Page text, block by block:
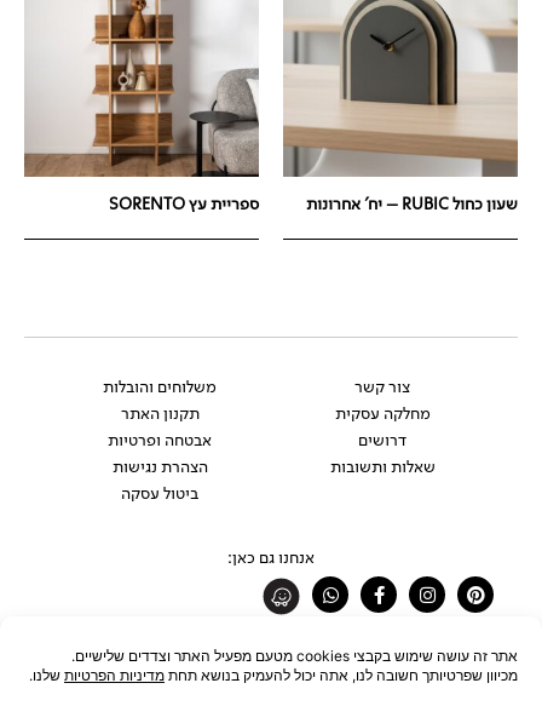
שעון כחול RUBIC – יח' אחרונות ספריית עץ SORENTO
צור קשר
מחלקה עסקית
דרושים
שאלות ותשובות
משלוחים והובלות
תקנון האתר
אבטחה ופרטיות
הצהרת נגישות
ביטול עסקה
אנחנו גם כאן:
Pinterest
Instagram
Facebook-
f
Whatsapp
רוצים להתעדכן לפני כולם?